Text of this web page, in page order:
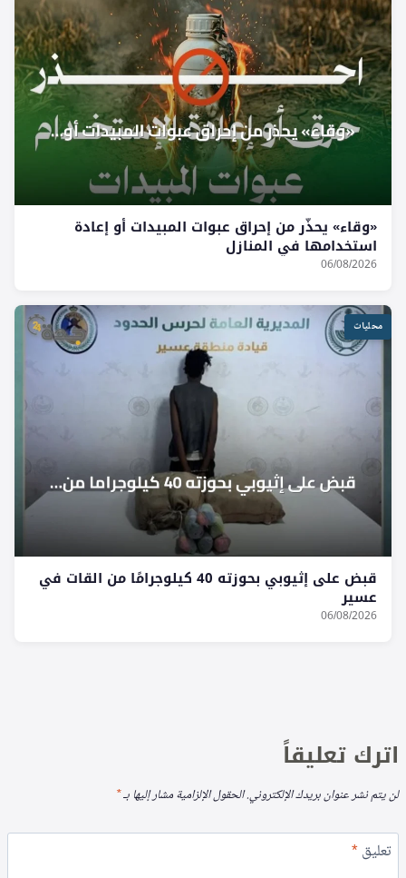
«وقاء» يحذّر من إحراق عبوات المبيدات أو إعادة
استخدامها في المنازل
06/08/2026
محليات
قبض على إثيوبي بحوزته 40 كيلوجرامًا من القات في
عسير
06/08/2026
اترك تعليقاً
لن يتم نشر عنوان بريدك الإلكتروني.الحقول الإلزامية مشار إليها بـ*
تعليق*